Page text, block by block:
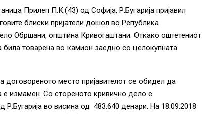
Прилеп П.К.(43) од Софија, Р.Бугарија пријавил
блиски пријатели дошол во Република
Обршани, општина Кривогаштани. Откако оштетениот
била товарена во камион заедно со целокупната
договореното место пријавителот се обидел да
измамен. Со стореното кривично дело е
Р.Бугарија во висина од 483.640 денари. На 18.09.2018